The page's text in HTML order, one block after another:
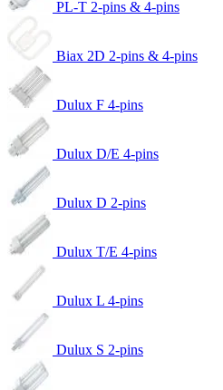
PL-T 2-pins & 4-pins
Biax 2D 2-pins & 4-pins
Dulux F 4-pins
Dulux D/E 4-pins
Dulux D 2-pins
Dulux T/E 4-pins
Dulux L 4-pins
Dulux S 2-pins